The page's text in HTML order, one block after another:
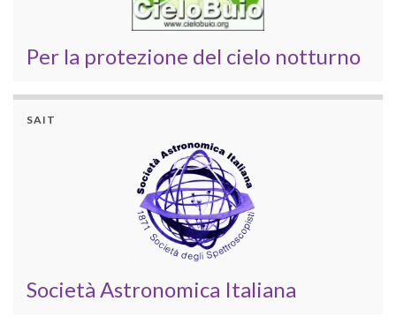
Per la protezione del cielo notturno
SAIT
Società Astronomica Italiana